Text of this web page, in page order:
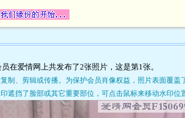
员在爱情网上共发布了2张照片，这是第1 张。
制、剪辑或传播。为保护会员肖像权益，照片表面覆盖
遮挡了脸部或其它重要部位，可点击鼠标来移动水印位